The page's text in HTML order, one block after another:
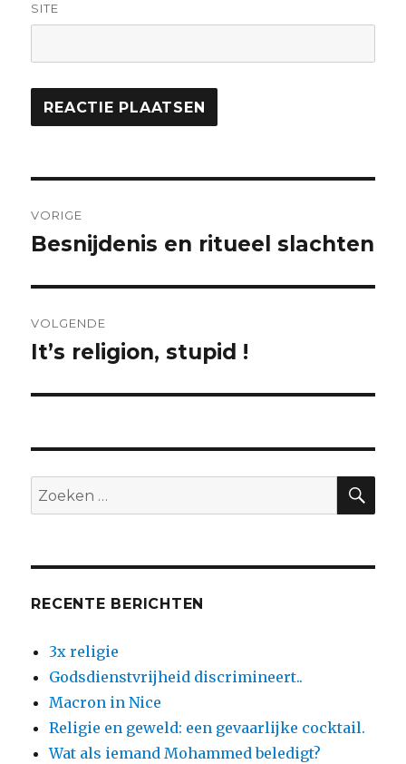
SITE
navigatie
VORIGE
Vorig
Besnijdenis en ritueel slachten
VOLGENDE
Volgend
It’s religion, stupid !
Zoeken
naar:
RECENTE BERICHTEN
3x religie
Godsdienstvrijheid discrimineert..
Macron in Nice
Religie en geweld: een gevaarlijke cocktail.
Wat als iemand Mohammed beledigt?